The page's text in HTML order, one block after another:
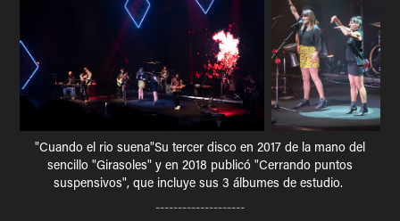
"Cuando el rio suena"Su tercer disco en 2017 de la mano del
sencillo "Girasoles" y en 2018 publicó "Cerrando puntos
suspensivos", que incluye sus 3 álbumes de estudio.
--------------------